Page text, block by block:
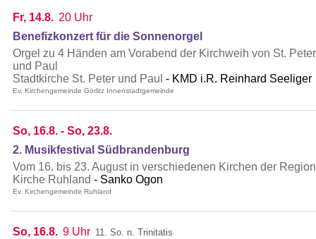
Fr, 14.8. 20 Uhr
Benefizkonzert für die Sonnenorgel
Orgel zu 4 Händen am Vorabend der Kirchweih von St. Peter
und Paul
Stadtkirche St. Peter und Paul
KMD i.R. Reinhard Seeliger
Ev. Kirchengemeinde Görlitz Innenstadtgemeinde
So, 16.8. - So, 23.8.
2. Musikfestival Südbrandenburg
Vom 16. bis 23. August in verschiedenen Kirchen der Region
Kirche Ruhland
Sanko Ogon
Ev. Kirchengemeinde Ruhland
So, 16.8. 9 Uhr 11. So. n. Trinitatis